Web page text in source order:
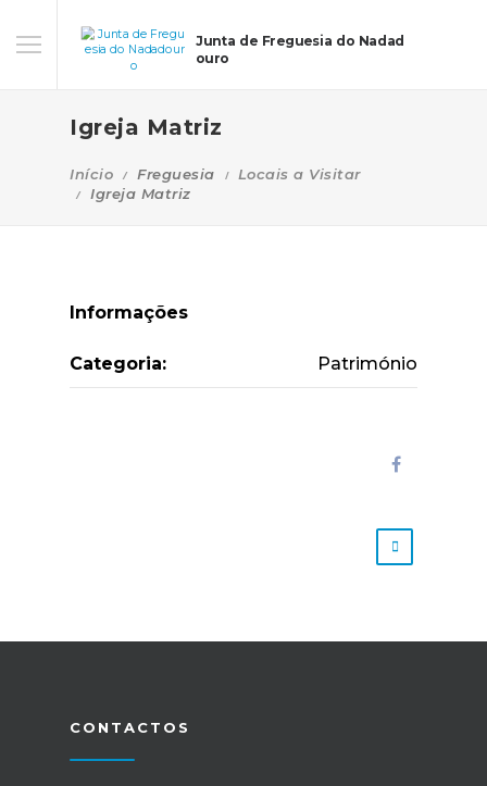
Junta de Freguesia do Nadad
ouro
Igreja Matriz
Início Freguesia
Locais a Visitar
Igreja Matriz
Informações
Categoria: Património
CONTACTOS